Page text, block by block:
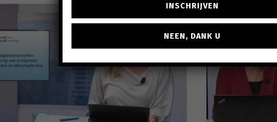
INSCHRIJVEN
NEEN, DANK U